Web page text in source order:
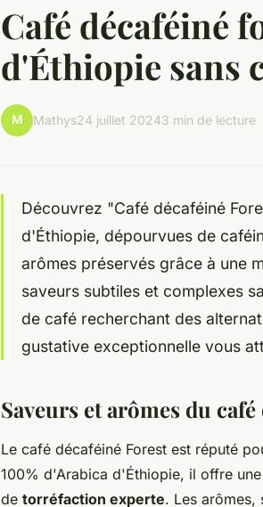
Café décaféiné
d'Éthiopie sans
M Mathys24 juillet 20243 min de lecture
Découvrez "Café décaféiné
d'Éthiopie, dépourvues de
arômes préservés grâce à une
saveurs subtiles et complexes
de café recherchant des
gustative exceptionnelle vous
Saveurs et arômes du
Le café décaféiné Forest est réputé
100% d'Arabica d'Éthiopie, il offre
de torréfaction experte. Les arômes,